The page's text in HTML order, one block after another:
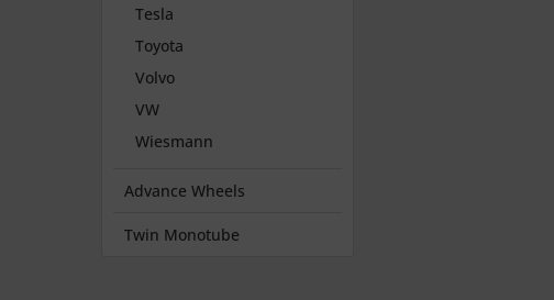
Tesla
Toyota
Volvo
VW
Wiesmann
Advance Wheels
Twin Monotube